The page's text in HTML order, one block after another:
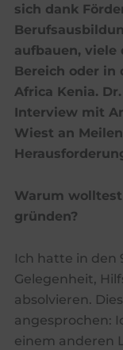
sich dank
aufbauen, viele
Bereich oder
Africa Kenia.
Interview mit
Wiest an
Warum
gründen?
Ich hatte in den
Gelegenheit,
absolvieren.
angesprochen:
einem anderen